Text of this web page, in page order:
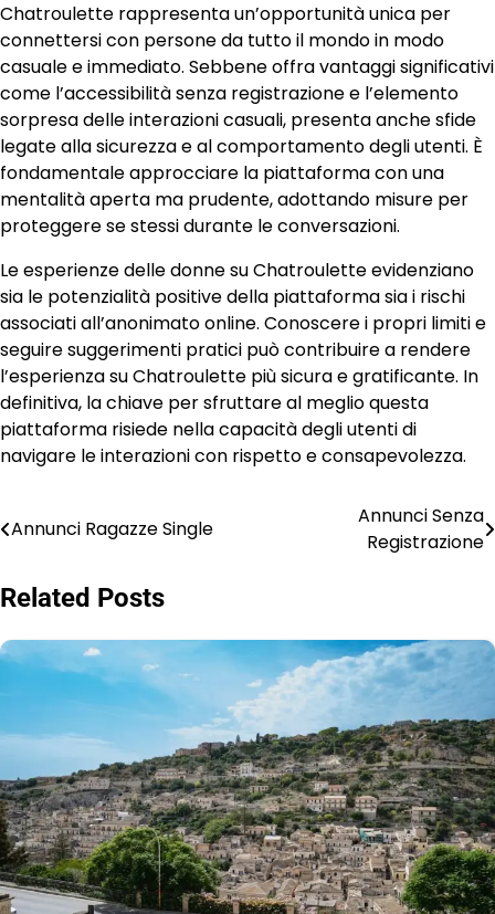
Chatroulette rappresenta un’opportunità unica per
connettersi con persone da tutto il mondo in modo
casuale e immediato. Sebbene offra vantaggi significativi
come l’accessibilità senza registrazione e l’elemento
sorpresa delle interazioni casuali, presenta anche sfide
legate alla sicurezza e al comportamento degli utenti. È
fondamentale approcciare la piattaforma con una
mentalità aperta ma prudente, adottando misure per
proteggere se stessi durante le conversazioni.
Le esperienze delle donne su Chatroulette evidenziano
sia le potenzialità positive della piattaforma sia i rischi
associati all’anonimato online. Conoscere i propri limiti e
seguire suggerimenti pratici può contribuire a rendere
l’esperienza su Chatroulette più sicura e gratificante. In
definitiva, la chiave per sfruttare al meglio questa
piattaforma risiede nella capacità degli utenti di
navigare le interazioni con rispetto e consapevolezza.
Post
Annunci Ragazze Single
Annunci Senza
Registrazione
Related Posts